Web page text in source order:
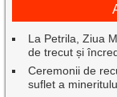
La Petrila, Ziua
de trecut și
Ceremonii de
suflet a